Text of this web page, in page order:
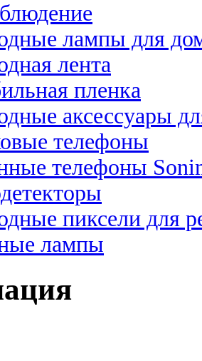
лампы для
лента
пленка
аксессуары
телефоны
телефоны
пиксели для
лампы